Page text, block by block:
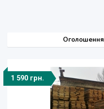
Оголошення
1 590 грн.